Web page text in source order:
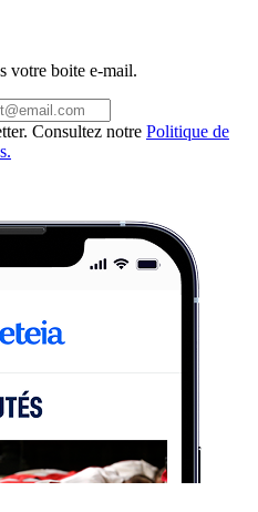
votre boite e-mail.
Consultez notre Politique de